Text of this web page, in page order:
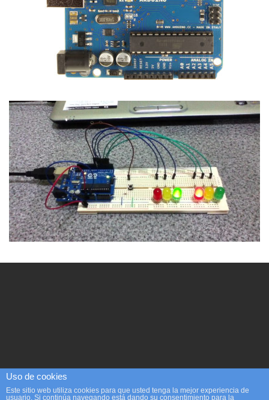
Uso de cookies
Este sitio web utiliza cookies para que usted tenga la mejor experiencia de
usuario. Si continúa navegando está dando su consentimiento para la